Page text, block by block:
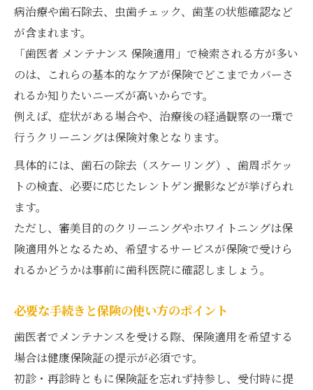
病治療や歯石除去、虫歯チェック、歯茎の状態確認など
が含まれます。
「歯医者 メンテナンス 保険適用」で検索される方が多い
のは、これらの基本的なケアが保険でどこまでカバーさ
れるか知りたいニーズが高いからです。
例えば、症状がある場合や、治療後の経過観察の一環で
行うクリーニングは保険対象となります。
具体的には、歯石の除去（スケーリング）、歯周ポケッ
トの検査、必要に応じたレントゲン撮影などが挙げられ
ます。
ただし、審美目的のクリーニングやホワイトニングは保
険適用外となるため、希望するサービスが保険で受けら
れるかどうかは事前に歯科医院に確認しましょう。
必要な手続きと保険の使い方のポイント
歯医者でメンテナンスを受ける際、保険適用を希望する
場合は健康保険証の提示が必須です。
初診・再診時ともに保険証を忘れず持参し、受付時に提